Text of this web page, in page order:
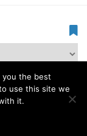
you the best
use this site we
it.